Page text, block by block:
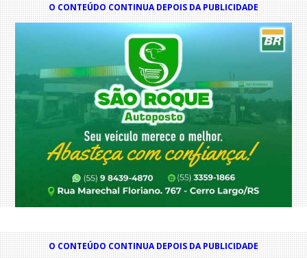
O CONTEÚDO CONTINUA DEPOIS DA PUBLICIDADE
O CONTEÚDO CONTINUA DEPOIS DA PUBLICIDADE